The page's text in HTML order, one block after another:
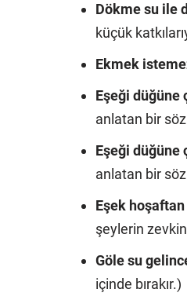
Dökme su ile
küçük
Ekmek
Eşeği düğüne
anlatan bir
Eşeği düğüne
anlatan bir
Eşek
şeylerin
Göle su
içinde bırakır.)